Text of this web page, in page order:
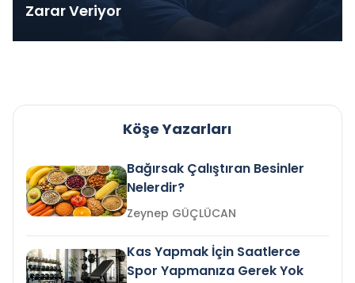
Zarar Veriyor
Köşe Yazarları
Bağırsak Çalıştıran Besinler
Nelerdir?
Zeynep GÜÇLÜCAN
Kas Yapmak İçin Saatlerce
Spor Yapmanıza Gerek Yok